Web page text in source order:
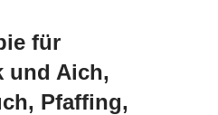
für
und Aich,
Pfaffing,